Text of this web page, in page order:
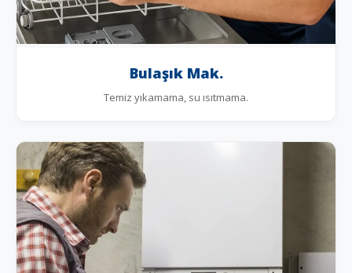
Bulaşık Mak.
Temiz yıkamama, su ısıtmama.